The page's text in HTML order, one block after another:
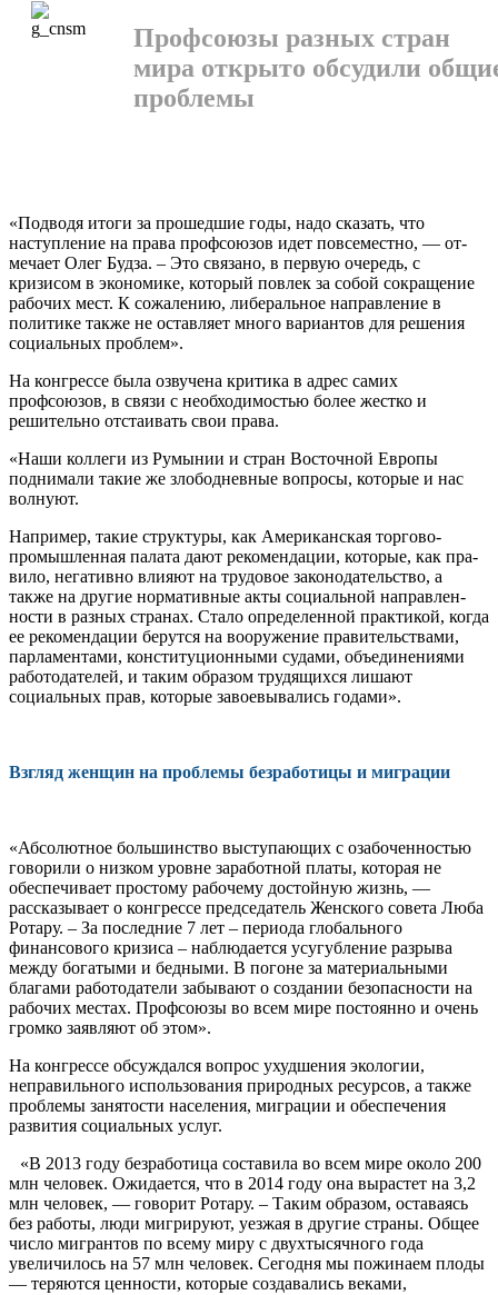
Профсоюзы разных стран
мира открыто обсудили
проблемы
«Подводя итоги за прошедшие годы, надо сказать, что
наступление на пра­ва профсоюзов идет повсеместно, — от­
мечает Олег Будза. – Это связано, в пер­вую очередь, с
кризисом в экономике, ко­торый повлек за собой сокращение
ра­бочих мест. К сожалению, либеральное направление в
политике также не остав­ляет много вариантов для решения
соци­альных проблем».
На конгрессе была озвучена критика в адрес самих
профсоюзов, в связи с необ­ходимостью более жестко и
решительно отстаивать свои права.
«Наши коллеги из Румынии и стран Восточной Европы
поднимали такие же злободневные вопросы, которые и нас
волнуют.
Например, такие структуры, как Аме­риканская торгово-
промышленная пала­та дают рекомендации, которые, как пра­
вило, негативно влияют на трудовое за­конодательство, а
также на другие нор­мативные акты социальной направлен­
ности в разных странах. Стало опреде­ленной практикой, когда
ее рекоменда­ции берутся на вооружение правительс­твами,
парламентами, конституционны­ми судами, объединениями
работодате­лей, и таким образом трудящихся лиша­ют
социальных прав, которые завоевыва­лись годами».
Взгляд женщин на проблемы безработицы и миграции
«Абсолютное большинство выступа­ющих с озабоченностью
говорили о низ­ком уровне заработной платы, которая не
обеспечивает простому рабочему достой­ную жизнь, —
рассказывает о конгрессе председатель Женского совета Люба
Ро­тару. – За последние 7 лет – периода гло­бального
финансового кризиса – наблю­дается усугубление разрыва
между бога­тыми и бедными. В погоне за материаль­ными
благами работодатели забывают о создании безопасности на
рабочих мес­тах. Профсоюзы во всем мире постоянно и очень
громко заявляют об этом».
На конгрессе обсуждался вопрос ухуд­шения экологии,
неправильного ис­пользования природных ресурсов, а так­же
проблемы занятости населения, миг­рации и обеспечения
развития социальных услуг.
«В 2013 году безработица состави­ла во всем мире около 200
млн чело­век. Ожидается, что в 2014 году она вы­растет на 3,2
млн человек, — говорит Ро­тару. – Таким образом, оставаясь
без ра­боты, люди мигрируют, уезжая в другие страны. Общее
число мигрантов по все­му миру с двухтысячного года
увеличи­лось на 57 млн человек. Сегодня мы по­жинаем плоды
— теряются ценности, ко­торые создавались веками,